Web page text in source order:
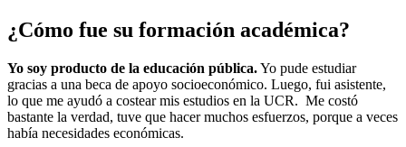
¿Cómo fue su formación académica?
Yo soy producto de la educación pública.Yo pude estudiar
gracias a una beca de apoyo socioeconómico. Luego, fui asistente,
lo que me ayudó a costear mis estudios en la UCR. Me costó
bastante la verdad, tuve que hacer muchos esfuerzos, porque a veces
había necesidades económicas.